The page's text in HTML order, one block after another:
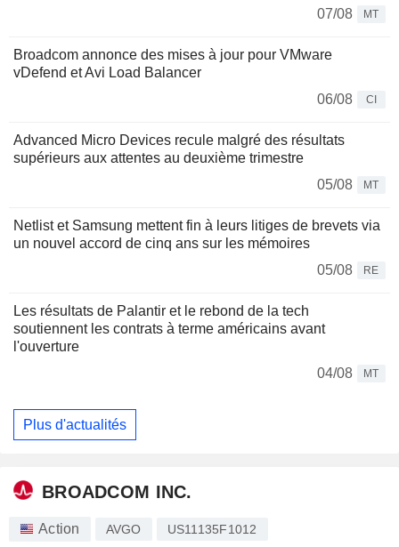
07/08
MT
Broadcom annonce des mises à jour pour VMware
vDefend et Avi Load Balancer
06/08
CI
Advanced Micro Devices recule malgré des résultats
supérieurs aux attentes au deuxième trimestre
05/08
MT
Netlist et Samsung mettent fin à leurs litiges de brevets via
un nouvel accord de cinq ans sur les mémoires
05/08
RE
Les résultats de Palantir et le rebond de la tech
soutiennent les contrats à terme américains avant
l'ouverture
04/08
MT
Plus d'actualités
BROADCOM INC.
Action AVGO US11135F1012